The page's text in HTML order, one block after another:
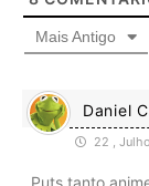
Mais Antigo
Daniel
22 ,